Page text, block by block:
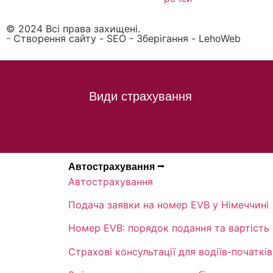
© 2024 Всі права захищені.
- Створення сайту - SEO - Зберігання - LehoWeb
Види страхування
Автострахування ⭢
Автострахування
Подача заявки на номер EVB у Німеччині
Номер EVB: порядок подання та вартість
Страхові консультації для водіїв-